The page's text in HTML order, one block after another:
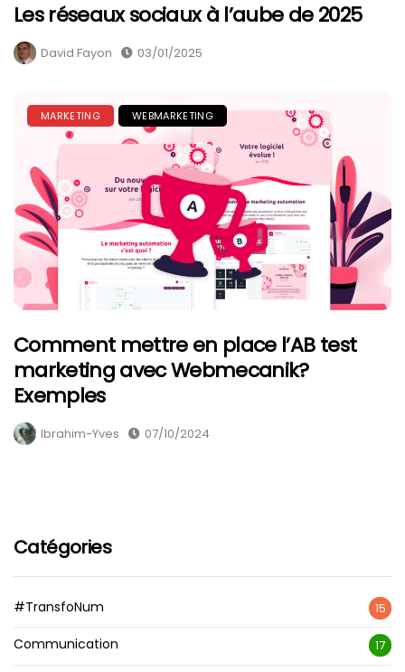
Les réseaux sociaux à l’aube de 2025
David Fayon 03/01/2025
MARKETING WEBMARKETING
Comment mettre en place l’AB test
marketing avec Webmecanik?
Exemples
Ibrahim-Yves 07/10/2024
Catégories
#TransfoNum 15
Communication 17